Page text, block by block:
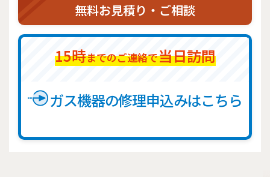
無料お見積り・ご相談
15時までのご連絡で当日訪問
ガス機器の修理申込みはこちら